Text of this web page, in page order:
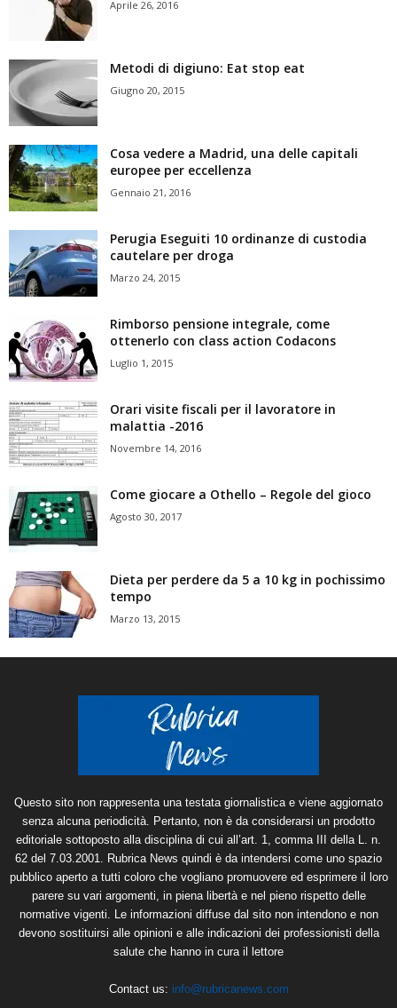
Aprile 26, 2016
Metodi di digiuno: Eat stop eat
Giugno 20, 2015
Cosa vedere a Madrid, una delle capitali
europee per eccellenza
Gennaio 21, 2016
Perugia Eseguiti 10 ordinanze di custodia
cautelare per droga
Marzo 24, 2015
Rimborso pensione integrale, come
ottenerlo con class action Codacons
Luglio 1, 2015
Orari visite fiscali per il lavoratore in
malattia -2016
Novembre 14, 2016
Come giocare a Othello – Regole del gioco
Agosto 30, 2017
Dieta per perdere da 5 a 10 kg in pochissimo
tempo
Marzo 13, 2015
Questo sito non rappresenta una testata giornalistica e viene aggiornato
senza alcuna periodicità. Pertanto, non è da considerarsi un prodotto
editoriale sottoposto alla disciplina di cui all’art. 1, comma III della L. n.
62 del 7.03.2001. Rubrica News quindi è da intendersi come uno spazio
pubblico aperto a tutti coloro che vogliano promuovere ed esprimere il loro
parere su vari argomenti, in piena libertà e nel pieno rispetto delle
normative vigenti. Le informazioni diffuse dal sito non intendono e non
devono sostituirsi alle opinioni e alle indicazioni dei professionisti della
salute che hanno in cura il lettore
Contact us: info@rubricanews.com